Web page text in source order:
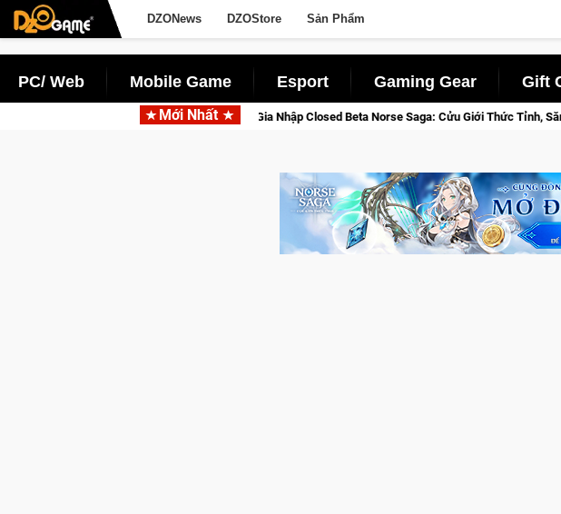
DZONews DZOStore Sản Phẩm
PC/ Web Mobile Game Esport Gaming Gear Gift
Mới Nhất
Gia Nhập Closed Beta Norse Saga: Cửu Giới Thức Tỉnh, Săn DJI Osmo Pocket 3 Ngay Hôm Nay